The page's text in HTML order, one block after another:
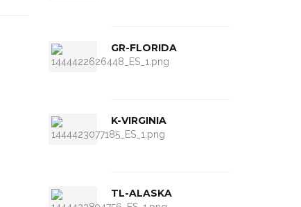
GR-FLORIDA
K-VIRGINIA
TL-ALASKA